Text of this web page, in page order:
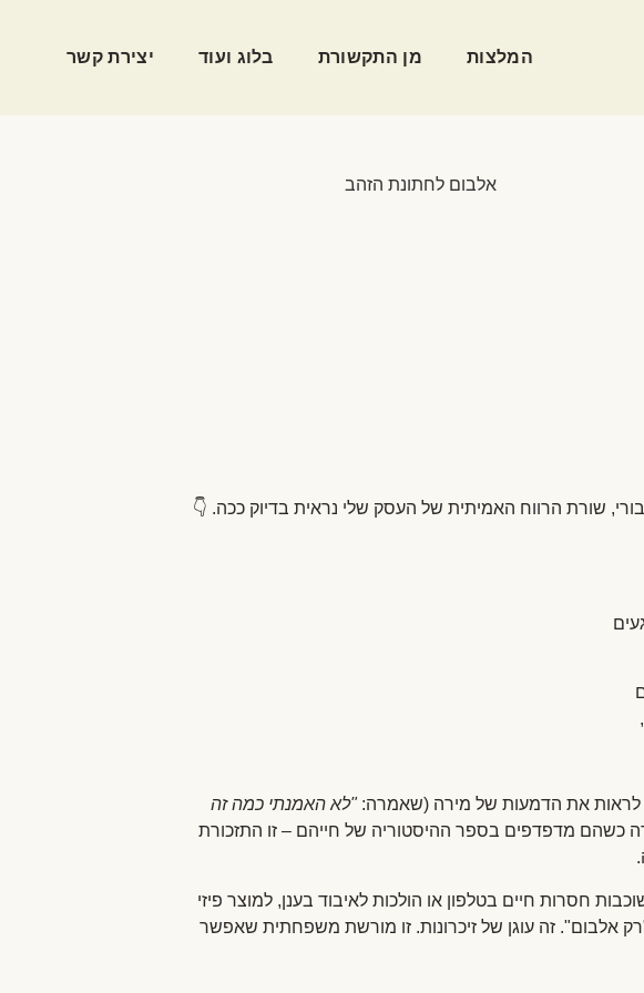
המלצות מן התקשורת בלוג ועוד יצירת קשר
רגעים
לראות את הדמעות של מירה (שאמרה:"לא האמנתי כמה זה
כשהם מדפדפים בספר ההיסטוריה של חייהם – זו התזכורת
חסרות חיים בטלפון או הולכות לאיבוד בענן, למוצר פיזי
אלבום". זה עוגן של זיכרונות. זו מורשת משפחתית שאפשר